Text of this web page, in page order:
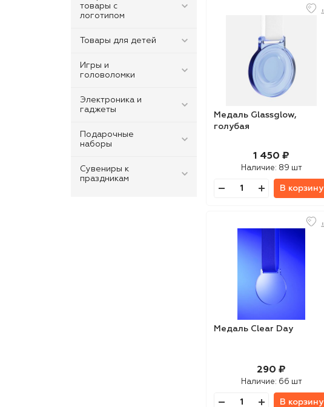
товары с
логотипом
Товары для детей
Игры и
головоломки
Электроника и
гаджеты
Подарочные
наборы
Сувениры к
праздникам
Медаль Glassglow,
голубая
1 450 ₽
Наличие: 89 шт
В корзину
Медаль Clear Day
290 ₽
Наличие: 66 шт
В корзину